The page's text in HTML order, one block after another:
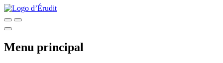
Menu principal